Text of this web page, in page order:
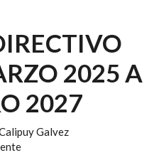
2025 A
2027
Galvez